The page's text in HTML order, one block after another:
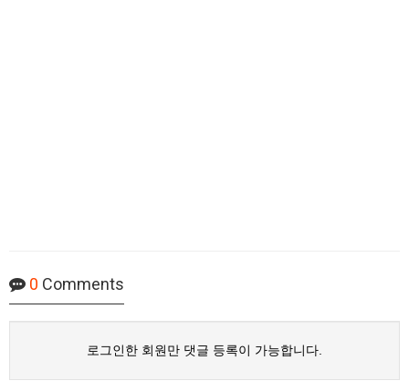
0 Comments
로그인한 회원만 댓글 등록이 가능합니다.